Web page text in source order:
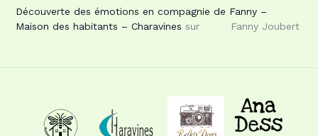
Découverte des émotions en compagnie de Fanny –
Maison des habitants – Charavines sur Fanny Joubert